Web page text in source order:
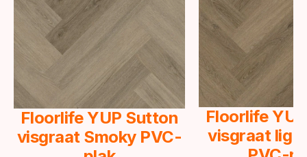
Floorlife YUP Sutton
visgraat Smoky PVC-
Floorlife
visgraat